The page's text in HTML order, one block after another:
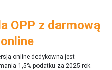
OPP z darmową
online dedykowna jest
1,5% podatku za 2025 rok.